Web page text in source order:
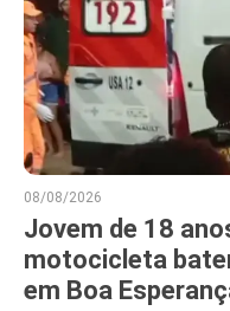
08/08/2026
Jovem de 18
motocicleta
em Boa